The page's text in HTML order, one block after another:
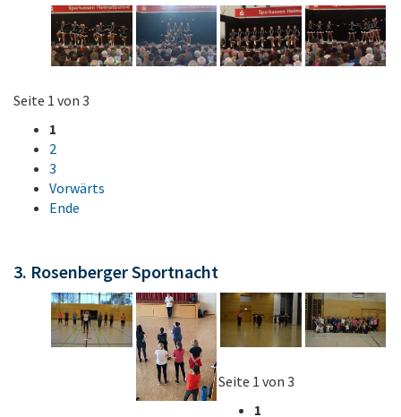
Seite 1 von 3
1
2
3
Vorwärts
Ende
3. Rosenberger Sportnacht
Seite 1 von 3
1